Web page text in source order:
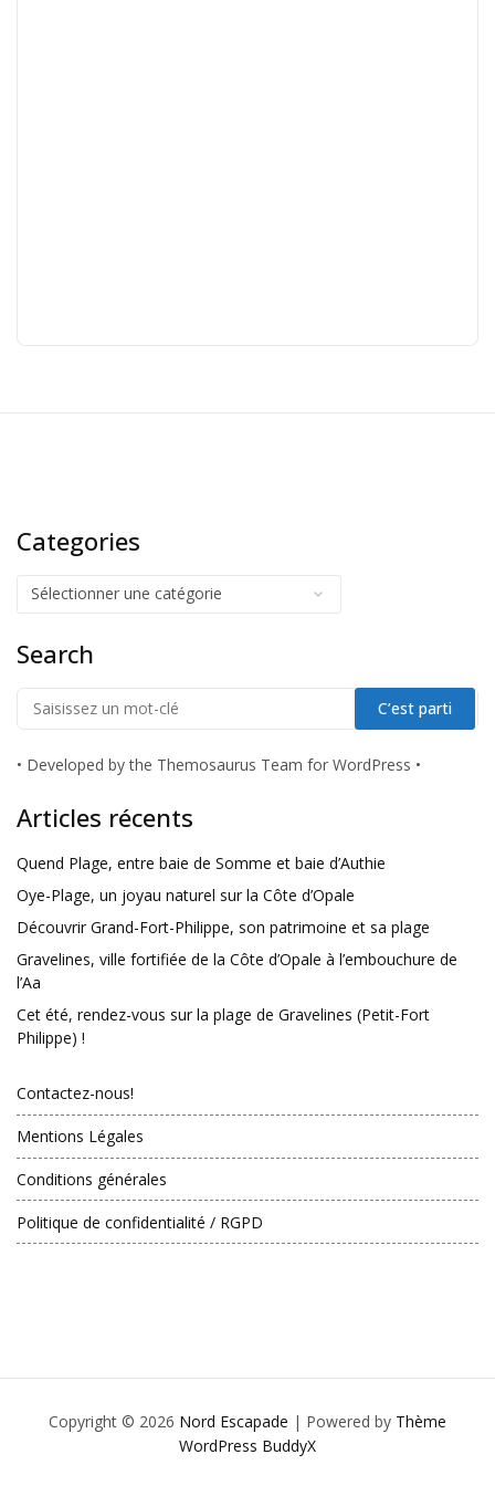
Categories
Search
• Developed by the Themosaurus Team for WordPress •
Articles récents
Quend Plage, entre baie de Somme et baie d’Authie
Oye-Plage, un joyau naturel sur la Côte d’Opale
Découvrir Grand-Fort-Philippe, son patrimoine et sa plage
Gravelines, ville fortifiée de la Côte d’Opale à l’embouchure de
l’Aa
Cet été, rendez-vous sur la plage de Gravelines (Petit-Fort
Philippe) !
Contactez-nous!
Mentions Légales
Conditions générales
Politique de confidentialité / RGPD
Copyright © 2026 Nord Escapade | Powered by Thème
WordPress BuddyX